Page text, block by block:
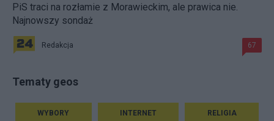
PiS traci na rozłamie z Morawieckim, ale prawica nie.
Najnowszy sondaż
Redakcja 67
Tematy geos
WYBORY INTERNET RELIGIA